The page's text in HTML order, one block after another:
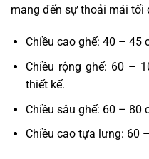
mang đến sự thoải mái tối
Chiều cao ghế: 40 – 45
Chiều rộng ghế: 60 –
thiết kế.
Chiều sâu ghế: 60 – 80
Chiều cao tựa lưng: 60